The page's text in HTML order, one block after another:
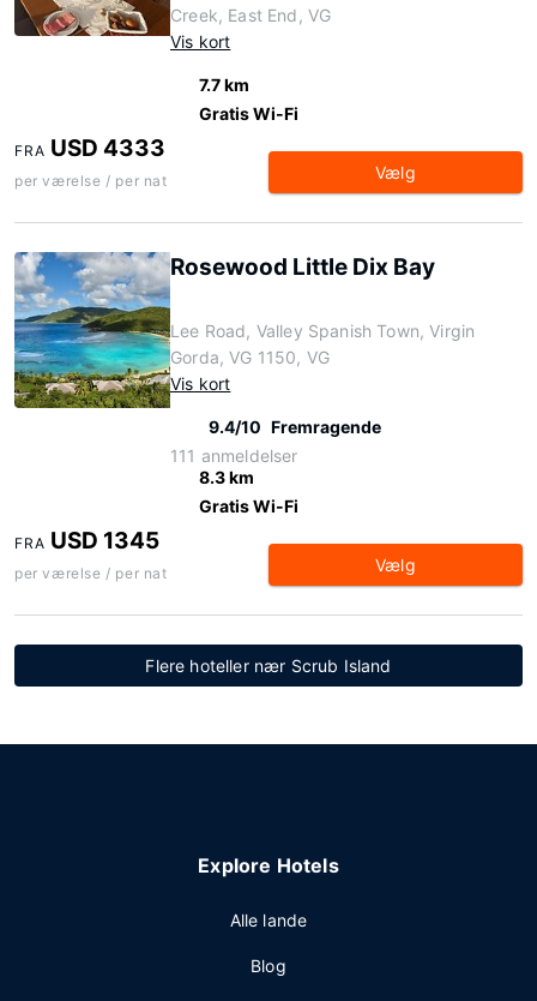
Creek, East End, VG
Vis kort
7.7 km
Gratis Wi-Fi
FRA USD 4333
per værelse / per nat Vælg
Rosewood Little Dix Bay
Lee Road, Valley Spanish Town, Virgin
Gorda, VG 1150, VG
Vis kort
9.4/10 Fremragende
111 anmeldelser
8.3 km
Gratis Wi-Fi
FRA USD 1345
per værelse / per nat Vælg
Flere hoteller nær Scrub Island
Explore Hotels
Alle lande
Blog